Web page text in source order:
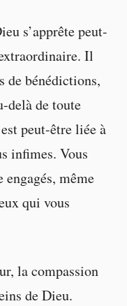
s’apprête peut-
Il
de bénédictions,
delà de toute
peut-être liée à
infimes. Vous
même
qui vous
la compassion
de Dieu.